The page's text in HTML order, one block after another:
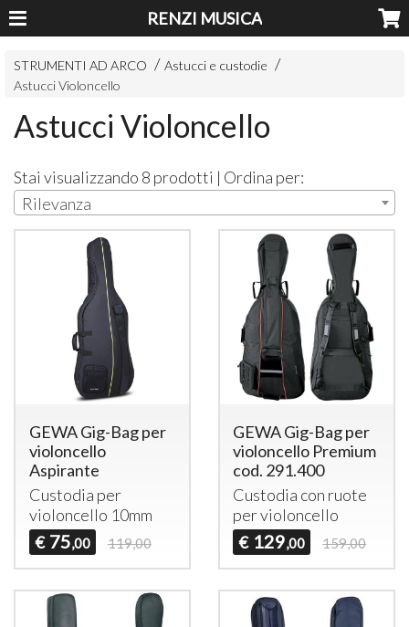
RENZI MUSICA
STRUMENTI AD ARCO
Astucci e custodie
Astucci Violoncello
Astucci Violoncello
Stai visualizzando 8 prodotti | Ordina per:
Rilevanza
GEWA Gig-Bag per
violoncello
Aspirante
Custodia per
violoncello 10mm
€ 75,00 119,00
GEWA Gig-Bag per
violoncello Premium
cod. 291.400
Custodia con ruote
per violoncello
€ 129,00 159,00